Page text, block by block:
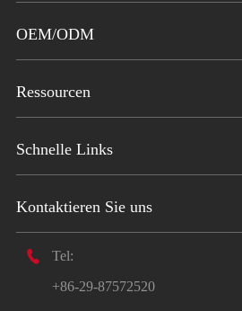
OEM/ODM
Ressourcen
Schnelle Links
Kontaktieren Sie uns

Tel:
+86-29-87572520